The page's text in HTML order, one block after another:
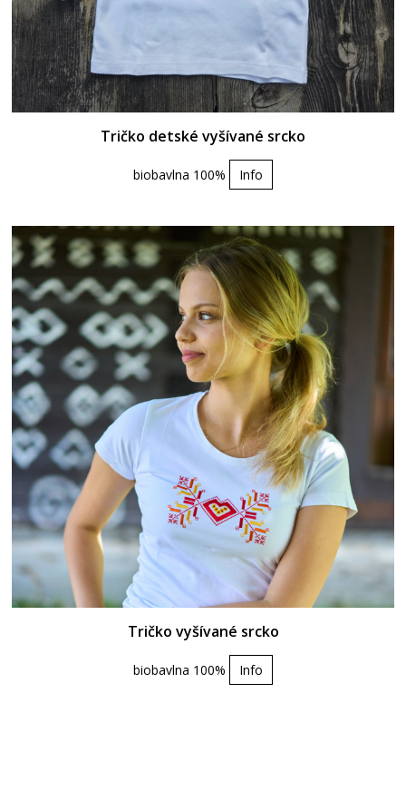
Tričko detské vyšívané srcko
biobavlna 100% Info
Tričko vyšívané srcko
biobavlna 100% Info